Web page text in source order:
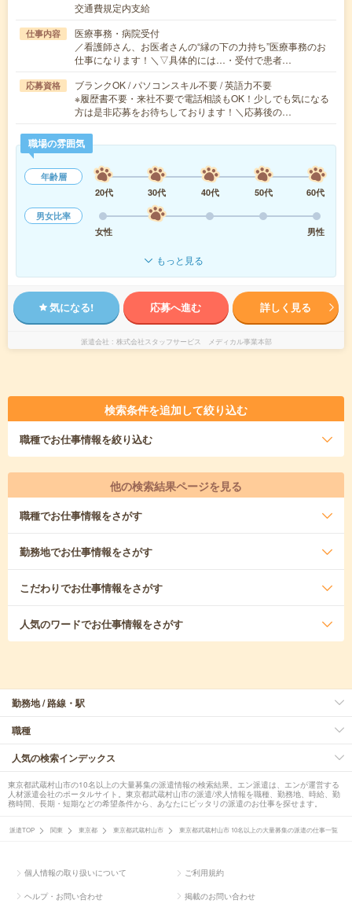
交通費規定内支給
仕事内容
医療事務・病院受付
／看護師さん、お医者さんの“縁の下の力持ち”医療事務のお
仕事になります！＼▽具体的には…・受付で患者…
応募資格
ブランクOK / パソコンスキル不要 / 英語力不要
※履歴書不要・来社不要で電話相談もOK！少しでも気になる
方は是非応募をお待ちしております！＼応募後の…
職場の雰囲気
年齢層
20代
30代 40代 50代
60代
男女比率
女性
男性
もっと見る
気になる! 応募へ進む 詳しく見る
派遣会社 株式会社スタッフサービス メディカル事業本部
検索条件を追加して絞り込む
職種でお仕事情報を絞り込む
他の検索結果ページを見る
職種でお仕事情報をさがす
勤務地でお仕事情報をさがす
こだわりでお仕事情報をさがす
人気のワードでお仕事情報をさがす
勤務地 / 路線・駅
職種
人気の検索インデックス
東京都武蔵村山市の10名以上の大量募集の派遣情報の検索結果。エン派遣は、エンが運営する
人材派遣会社のポータルサイト。東京都武蔵村山市の派遣/求人情報を職種、勤務地、時給、勤
務時間、長期・短期などの希望条件から、あなたにピッタリの派遣のお仕事を探せます。
派遣TOP 関東 東京都 東京都武蔵村山市 東京都武蔵村山市 10名以上の大量募集の派遣の仕事一覧
個人情報の取り扱いについて ご利用規約
ヘルプ・お問い合わせ 掲載のお問い合わせ